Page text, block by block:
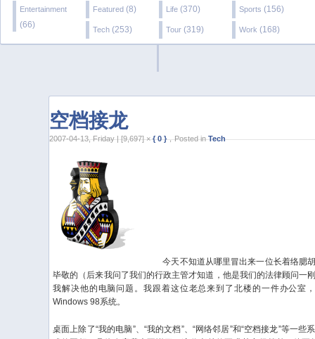
Entertainment
(66)
Featured (8) Life (370) Sports (156)
Tech (253) Tour (319) Work (168)
空档接龙
2007-04-13, Friday | [9,697] ×{ 0 }，Posted inTech
今天不知道从哪里冒出来一位长着络腮胡
毕敬的（后来我问了我们的行政主管才知道，他是我们的法律顾问一
我解决他的电脑问题。我跟着这位老总来到了北楼的一件办公室
Windows 98系统。
桌面上除了“我的电脑”、“我的文档”、“网络邻居”和“空档接龙”等一